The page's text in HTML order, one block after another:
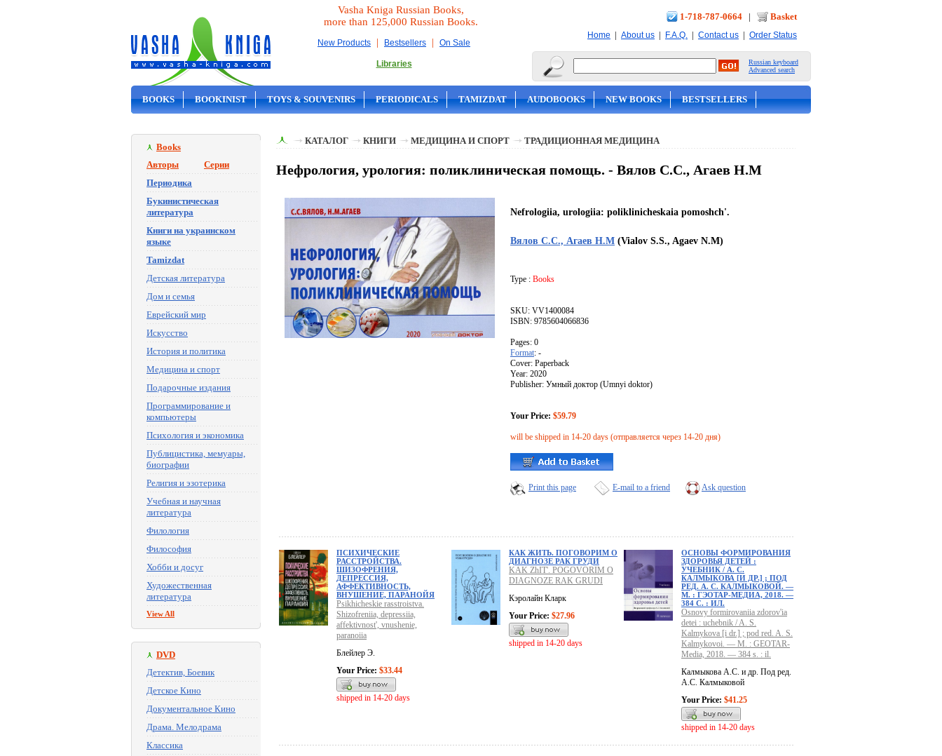
Vasha Kniga Russian Books,
more than 125,000 Russian Books.
New Products | Bestsellers | On Sale
Libraries
1-718-787-0664 | Basket
Home | About us | F.A.Q. | Contact us | Order Status
Russian keyboard
Advanced search
BOOKS BOOKINIST TOYS & SOUVENIRS PERIODICALS TAMIZDAT AUDOBOOKS NEW BOOKS BESTSELLERS
Books
Авторы
Серии
Периодика
Букинистическая
литература
Книги на украинском
языке
Tamizdat
Детская литература
Дом и семья
Еврейский мир
Искусство
История и политика
Медицина и спорт
Подарочные издания
Программирование и
компьютеры
Психология и экономика
Публицистика, мемуары,
биографии
Религия и эзотерика
Учебная и научная
литература
Филология
Философия
Хобби и досуг
Художественная
литература
View All
DVD
Детектив, Боевик
Детское Кино
Документальное Кино
Драма. Мелодрама
Классика
КАТАЛОГ КНИГИ МЕДИЦИНА И СПОРТ ТРАДИЦИОННАЯ МЕДИЦИНА
Нефрология, урология: поликлиническая помощь. - Вялов С.С., Агаев Н.М
Nefrologiia, urologiia: poliklinicheskaia pomoshch'.
Вялов С.С., Агаев Н.М (Vialov S.S., Agaev N.M)
Type : Books
SKU: VV1400084
ISBN: 9785604066836
Pages: 0
Format: -
Cover: Paperback
Year: 2020
Publisher: Умный доктор (Umnyi doktor)
Your Price: $59.79
will be shipped in 14-20 days (отправляется через 14-20 дня)
Print this page E-mail to a friend Ask question
ПСИХИЧЕСКИЕ
РАССТРОЙСТВА.
ШИЗОФРЕНИЯ,
ДЕПРЕССИЯ,
АФФЕКТИВНОСТЬ,
ВНУШЕНИЕ, ПАРАНОЙЯ
Psikhicheskie rasstroistva.
Shizofreniia, depressiia,
affektivnost', vnushenie,
paranoiia
Блейлер Э.
Your Price: $33.44
shipped in 14-20 days
КАК ЖИТЬ. ПОГОВОРИМ О
ДИАГНОЗЕ РАК ГРУДИ
KAK ZhIT'. POGOVORIM O
DIAGNOZE RAK GRUDI
Кэролайн Кларк
Your Price: $27.96
shipped in 14-20 days
ОСНОВЫ ФОРМИРОВАНИЯ
ЗДОРОВЬЯ ДЕТЕЙ :
УЧЕБНИК / А. С.
КАЛМЫКОВА [И ДР.] ; ПОД
РЕД. А. С. КАЛМЫКОВОЙ. —
М. : ГЭОТАР-МЕДИА, 2018. —
384 С. : ИЛ.
Osnovy formirovaniia zdorov'ia
detei : uchebnik / A. S.
Kalmykova [i dr.] ; pod red. A. S.
Kalmykovoi. — M. : GEOTAR-
Media, 2018. — 384 s. : il.
Калмыкова А.С. и др. Под ред.
А.С. Калмыковой
Your Price: $41.25
shipped in 14-20 days